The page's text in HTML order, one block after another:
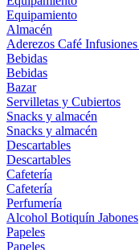
Equipamiento
Almacén
Aderezos Café Infusiones
Bebidas
Bebidas
Bazar
Servilletas y Cubiertos
Snacks y almacén
Snacks y almacén
Descartables
Descartables
Cafetería
Cafetería
Perfumería
Alcohol Botiquín Jabones
Papeles
Papeles